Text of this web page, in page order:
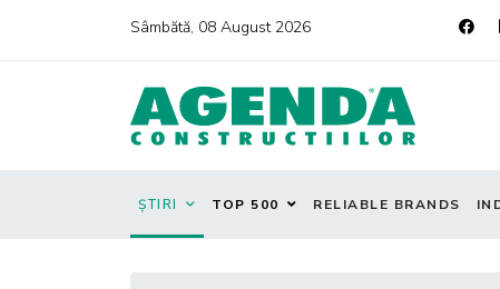
Sâmbătă, 08 August 2026
ȘTIRI TOP 500 RELIABLE BRANDS